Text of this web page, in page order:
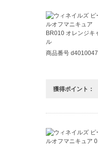
商品番号 d4010047
獲得ポイント：